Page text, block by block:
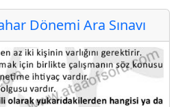
Dönemi Ara Sınavı